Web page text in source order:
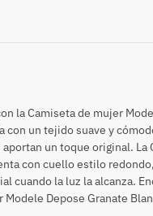
la Camiseta de mujer
con un tejido suave y
un toque original. La
con cuello estilo
cuando la luz la alcanza.
Depose Granate